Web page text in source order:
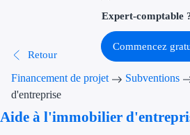
Expert-comptable
Commencez
Retour
Financement de projet Subventions
d'entreprise
Aide à l'immobilier